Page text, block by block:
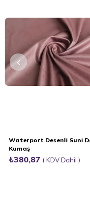
Waterport Desenli Suni
Kumaş
₺380,87 KDV Dahil